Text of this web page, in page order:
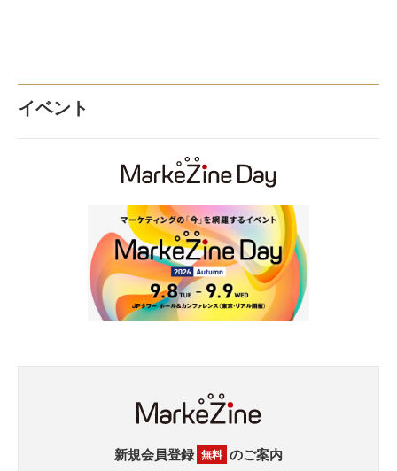
イベント
新規会員登録 無料 のご案内